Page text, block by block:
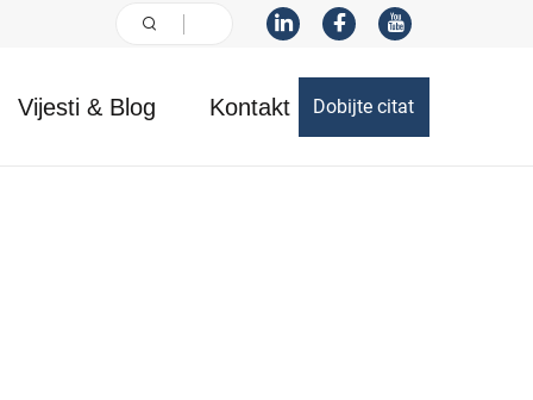
Vijesti & Blog Kontakt Dobijte citat